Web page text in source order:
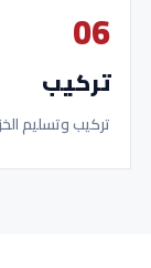
06
تركيب
تركيب وتسليم